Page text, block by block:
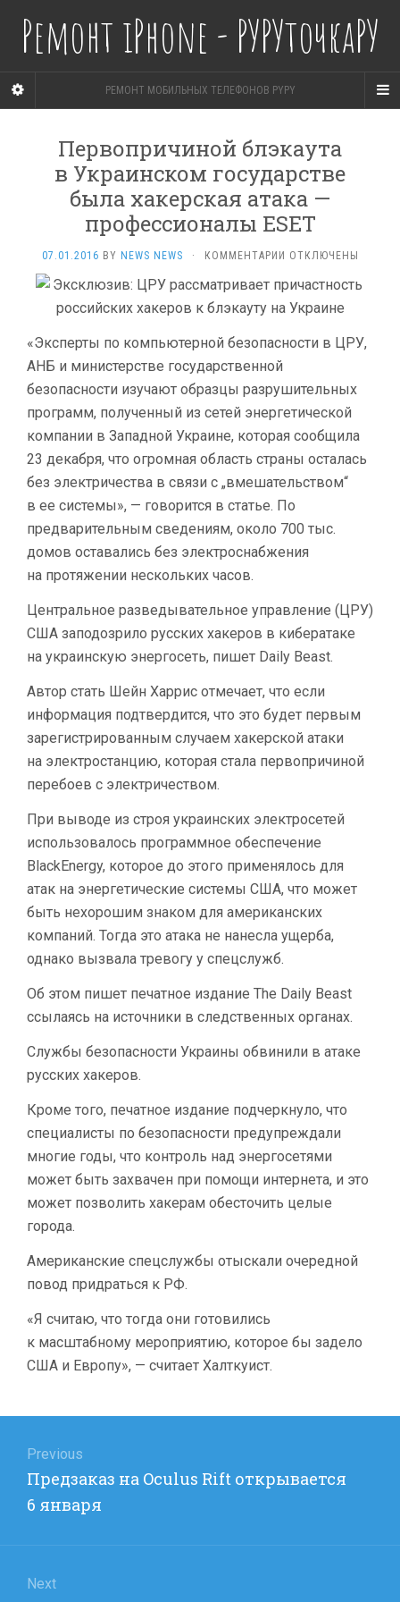
Ремонт iPhone - РУРУточкаРУ
РЕМОНТ МОБИЛЬНЫХ ТЕЛЕФОНОВ PYPY
Первопричиной блэкаута
в Украинском государстве
была хакерская атака —
профессионалы ESET
07.01.2016 BY NEWS NEWS · КОММЕНТАРИИ К
ПЕРВОПРИЧИНОЙ
БЛЭКАУТА
ГОСУДАРСТВЕ
АТАКА —
ПРОФЕССИОНАЛЫ
ОТКЛЮЧЕНЫ
«Эксперты по компьютерной безопасности в ЦРУ,
АНБ и министерстве государственной
безопасности изучают образцы разрушительных
программ, полученный из сетей энергетической
компании в Западной Украине, которая сообщила
23 декабря, что огромная область страны осталась
без электричества в связи с „вмешательством“
в ее системы», — говорится в статье. По
предварительным сведениям, около 700 тыс.
домов оставались без электроснабжения
на протяжении нескольких часов.
Центральное разведывательное управление (ЦРУ)
США заподозрило русских хакеров в кибератаке
на украинскую энергосеть, пишет Daily Beast.
Автор стать Шейн Харрис отмечает, что если
информация подтвердится, что это будет первым
зарегистрированным случаем хакерской атаки
на электростанцию, которая стала первопричиной
перебоев с электричеством.
При выводе из строя украинских электросетей
использовалось программное обеспечение
BlackEnergy, которое до этого применялось для
атак на энергетические системы США, что может
быть нехорошим знаком для американских
компаний. Тогда это атака не нанесла ущерба,
однако вызвала тревогу у спецслужб.
Об этом пишет печатное издание The Daily Beast
ссылаясь на источники в следственных органах.
Службы безопасности Украины обвинили в атаке
русских хакеров.
Кроме того, печатное издание подчеркнуло, что
специалисты по безопасности предупреждали
многие годы, что контроль над энергосетями
может быть захвачен при помощи интернета, и это
может позволить хакерам обесточить целые
города.
Американские спецслужбы отыскали очередной
повод придраться к РФ.
«Я считаю, что тогда они готовились
к масштабному мероприятию, которое бы задело
США и Европу», — считает Халткуист.
по
записям
Previous
Previous
post:
Предзаказ на Oculus Rift открывается
6 января
Next